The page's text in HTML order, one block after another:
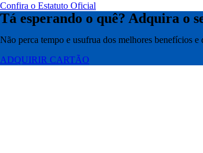
Confira o Estatuto Oficial
Tá esperando o quê? Adquira o
Não perca tempo e usufrua dos melhores benefícios
ADQUIRIR CARTÃO